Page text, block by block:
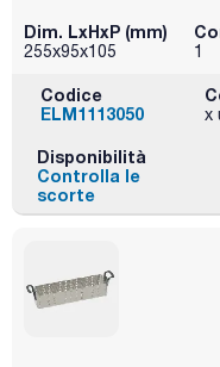
Dim. LxHxP (mm)
255x95x105 1
Codice
ELM1113050
x
Disponibilità
Controlla le
scorte